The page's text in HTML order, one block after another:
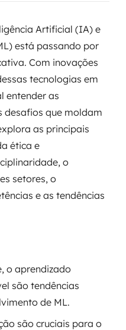
Artificial (IA) e
está passando por
Com inovações
tecnologias em
entender as
desafios que moldam
as principais
ética e
o
setores, o
e as tendências
o aprendizado
são tendências
de ML.
são cruciais para o